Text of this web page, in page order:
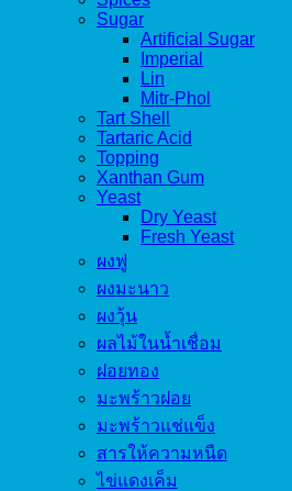
Sugar
Artificial Sugar
Imperial
Lin
Mitr-Phol
Tart Shell
Tartaric Acid
Topping
Xanthan Gum
Yeast
Dry Yeast
Fresh Yeast
ผงฟู
ผงมะนาว
ผงวุ้น
ผลไม้ในน้ำเชื่อม
ฝอยทอง
มะพร้าวฝอย
มะพร้าวแช่แข็ง
สารให้ความหนืด
ไข่แดงเค็ม